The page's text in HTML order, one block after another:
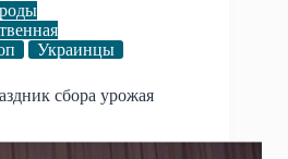
Украинцы
сбора урожая